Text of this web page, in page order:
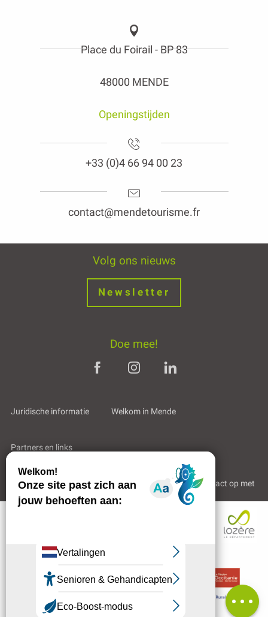
Beschrijving
Diensten
per e-mail
Beoordelingen
Place du Foirail - BP 83
48000 MENDE
Openingstijden
+33 (0)4 66 94 00 23
contact@mendetourisme.fr
Volg ons nieuws
Newsletter
Doe mee!
Juridische informatie Welkom in Mende
Partners en links
Professioneel gebied Wie zijn wij? Neem contact op met